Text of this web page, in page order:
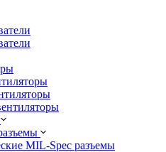
MIL-Spec разъемы